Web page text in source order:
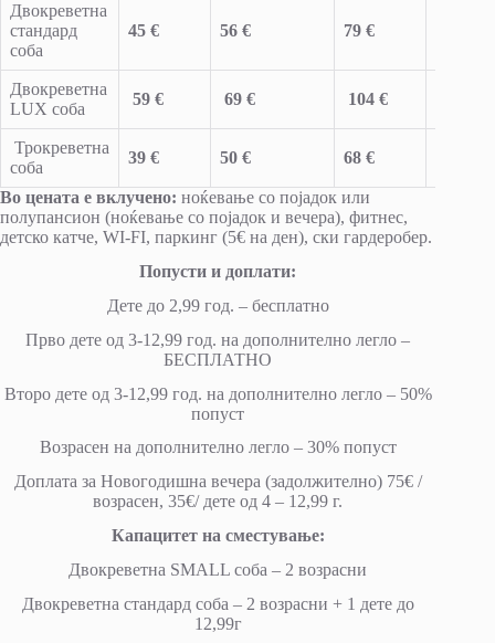
Двокреветна
стандард
соба
45 € 56 € 79 €
Двокреветна
LUX соба
59 € 69 € 104 €
Трокреветна
соба
39 € 50 € 68 €
Во цената е вклучено: ноќевање со појадок или
полупансион (ноќевање со појадок и вечера), фитнес,
детско катче, WI-FI, паркинг (5€ на ден), ски гардеробер.
Попусти и доплати:
Дете до 2,99 год. – бесплатно
Прво дете од 3-12,99 год. на дополнително легло –
БЕСПЛАТНО
Второ дете од 3-12,99 год. на дополнително легло – 50%
попуст
Возрасен на дополнително легло – 30% попуст
Доплата за Новогодишна вечера (задолжително) 75€ /
возрасен, 35€/ дете од 4 – 12,99 г.
Капацитет на сместување:
Двокреветна SMALL соба – 2 возрасни
Двокреветна стандард соба – 2 возрасни + 1 дете до
12,99г